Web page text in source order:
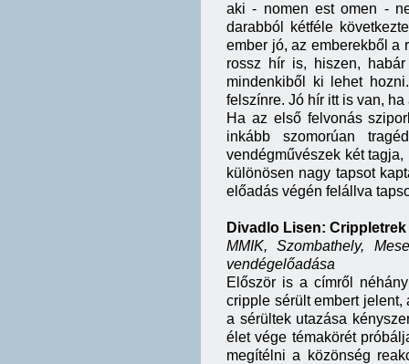
aki - nomen est omen -
darabból kétféle
ember jó, az emberekből a
rossz hír is, hiszen,
mindenkiből ki lehet
felszínre. Jó hír itt is van,
Ha az első felvonás
inkább szomorúan
vendégművészek két
különösen nagy tapsot
előadás végén felállva
Divadlo Lisen: Crippletrek
MMIK, Szombathely,
vendégelőadása
Először is a címről
cripple sérült embert jelent,
a sérültek utazása
élet vége témakörét
megítélni a közönség